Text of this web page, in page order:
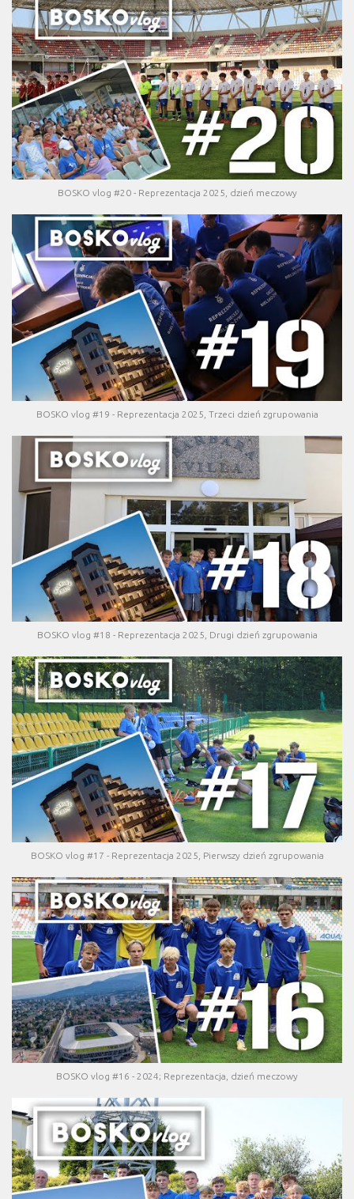
BOSKO vlog #20 - Reprezentacja 2025, dzień meczowy
BOSKO vlog #19 - Reprezentacja 2025, Trzeci dzień zgrupowania
BOSKO vlog #18 - Reprezentacja 2025, Drugi dzień zgrupowania
BOSKO vlog #17 - Reprezentacja 2025, Pierwszy dzień zgrupowania
BOSKO vlog #16 - 2024; Reprezentacja, dzień meczowy